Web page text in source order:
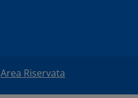
Area Riservata